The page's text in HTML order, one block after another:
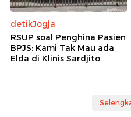
detikJogja
RSUP soal Penghina Pasien
BPJS: Kami Tak Mau ada
Elda di Klinis Sardjito